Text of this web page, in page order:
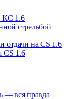
КС 1.6
стрельбой
отдачи на CS 1.6
CS 1.6
— вся правда